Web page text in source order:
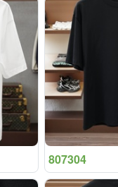
807304